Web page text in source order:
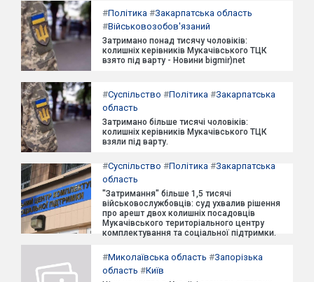
#Політика #Закарпатська область
#Військовозобов'язаний
Затримано понад тисячу чоловіків:
колишніх керівників Мукачівського ТЦК
взято під варту - Новини bigmir)net
#Суспільство #Політика #Закарпатська
область
Затримано більше тисячі чоловіків:
колишніх керівників Мукачівського ТЦК
взяли під варту.
#Суспільство #Політика #Закарпатська
область
"Затримання" більше 1,5 тисячі
військовослужбовців: суд ухвалив рішення
про арешт двох колишніх посадовців
Мукачівського територіального центру
комплектування та соціальної підтримки.
#Миколаївська область #Запорізька
область #Київ